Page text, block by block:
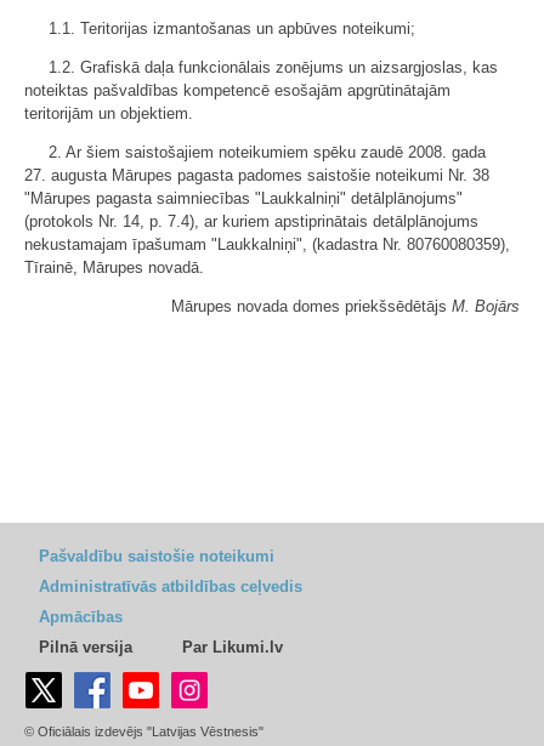
1.1. Teritorijas izmantošanas un apbūves noteikumi;
1.2. Grafiskā daļa funkcionālais zonējums un aizsargjoslas, kas
noteiktas pašvaldības kompetencē esošajām apgrūtinātajām
teritorijām un objektiem.
2. Ar šiem saistošajiem noteikumiem spēku zaudē 2008. gada
27. augusta Mārupes pagasta padomes saistošie noteikumi Nr. 38
"Mārupes pagasta saimniecības "Laukkalniņi" detālplānojums"
(protokols Nr. 14, p. 7.4), ar kuriem apstiprinātais detālplānojums
nekustamajam īpašumam "Laukkalniņi", (kadastra Nr. 80760080359),
Tīrainē, Mārupes novadā.
Mārupes novada domes priekšsēdētājs M. Bojārs
Pašvaldību saistošie noteikumi
Administratīvās atbildības ceļvedis
Apmācības
Pilnā versija
Par Likumi.lv
© Oficiālais izdevējs "Latvijas Vēstnesis"